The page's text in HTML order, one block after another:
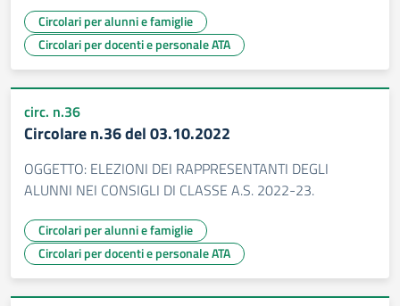
Circolari per alunni e famiglie
Circolari per docenti e personale ATA
circ. n.36
Circolare n.36 del 03.10.2022
OGGETTO: ELEZIONI DEI RAPPRESENTANTI DEGLI
ALUNNI NEI CONSIGLI DI CLASSE A.S. 2022-23.
Circolari per alunni e famiglie
Circolari per docenti e personale ATA